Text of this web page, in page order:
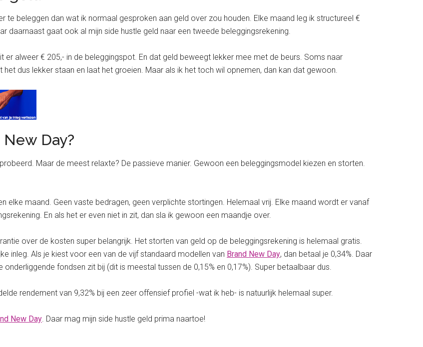
te beleggen dan wat ik normaal gesproken aan geld over zou houden. Elke maand leg ik structureel €
daarnaast gaat ook al mijn side hustle geld naar een tweede beleggingsrekening.
er alweer € 205,- in de beleggingspot. En dat geld beweegt lekker mee met de beurs. Soms naar
dus lekker staan en laat het groeien. Maar als ik het toch wil opnemen, dan kan dat gewoon.
Day?
Maar de meest relaxte? De passieve manier. Gewoon een beleggingsmodel kiezen en storten.
elke maand. Geen vaste bedragen, geen verplichte stortingen. Helemaal vrij. Elke maand wordt er vanaf
En als het er even niet in zit, dan sla ik gewoon een maandje over.
over de kosten super belangrijk. Het storten van geld op de beleggingsrekening is helemaal gratis.
inleg. Als je kiest voor een van de vijf standaard modellen van Brand New Day, dan betaal je 0,34%. Daar
fondsen zit bij (dit is meestal tussen de 0,15% en 0,17%). Super betaalbaar dus.
rendement van 9,32% bij een zeer offensief profiel -wat ik heb- is natuurlijk helemaal super.
New Day. Daar mag mijn side hustle geld prima naartoe!